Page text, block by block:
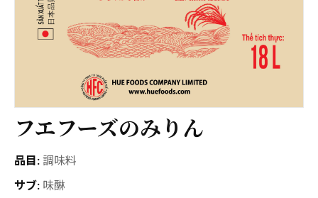
フエフーズのみりん
品目: 調味料
サブ: 味醂